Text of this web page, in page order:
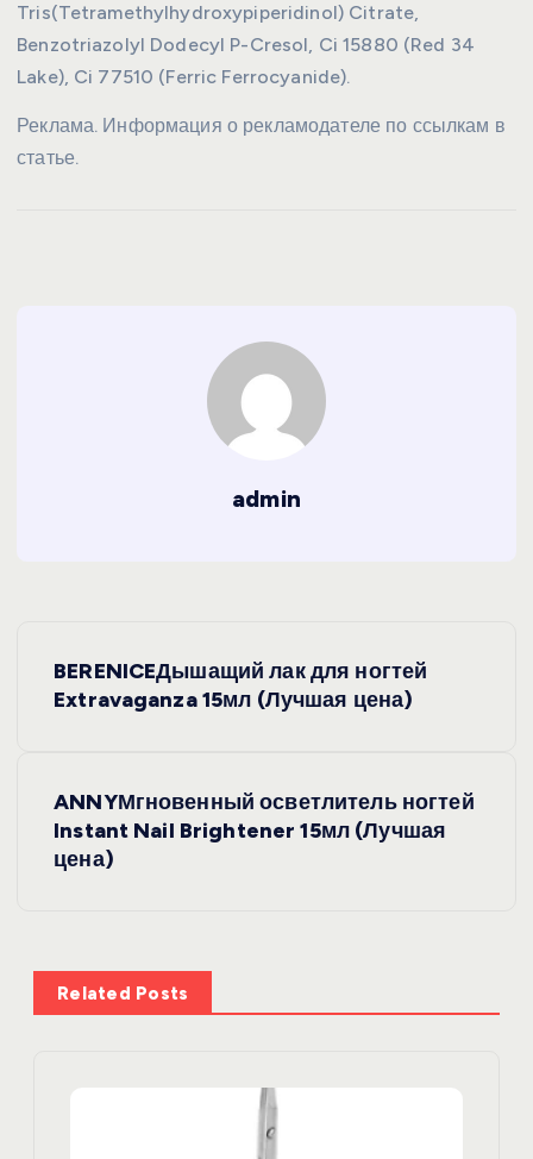
Tris(Tetramethylhydroxypiperidinol) Citrate,
Benzotriazolyl Dodecyl P-Cresol, Ci 15880 (Red 34
Lake), Ci 77510 (Ferric Ferrocyanide).
Реклама. Информация о рекламодателе по ссылкам в
статье.
admin
BERENICEДышащий лак для ногтей
Extravaganza 15мл (Лучшая цена)
ANNYМгновенный осветлитель ногтей
Instant Nail Brightener 15мл (Лучшая
цена)
Related Posts